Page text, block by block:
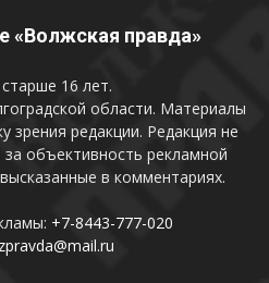
«Волжская правда»
16 лет.
области. Материалы
зрения редакции. Редакция не
объективность рекламной
в комментариях.
+7-8443-777-020